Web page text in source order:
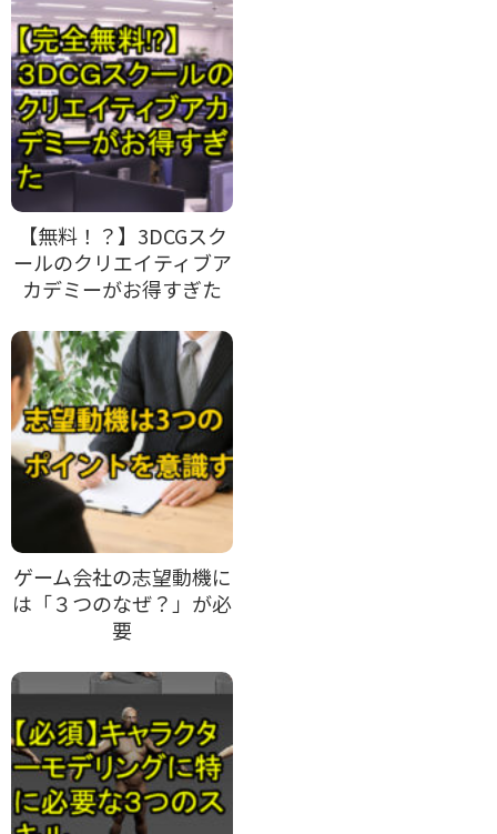
【無料！？】3DCGスク
ールのクリエイティブア
カデミーがお得すぎた
ゲーム会社の志望動機に
は「３つのなぜ？」が必
要